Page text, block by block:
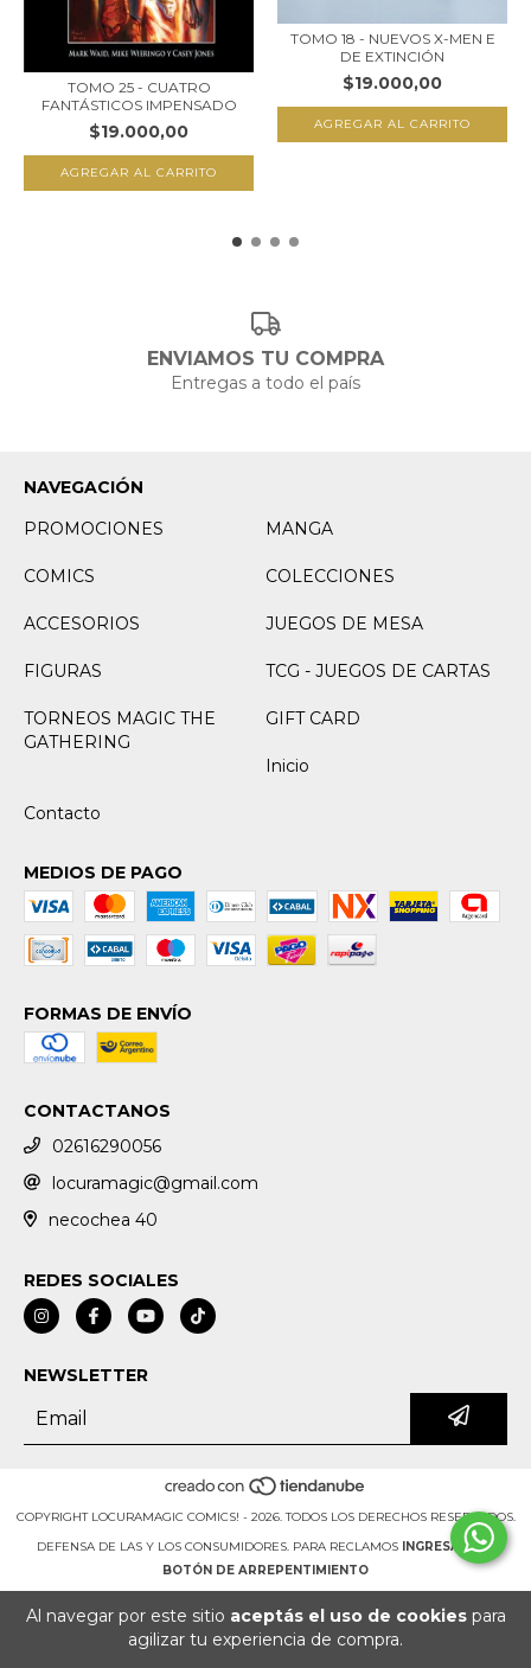
Al navegar por este sitio aceptás el uso de cookiespara
agilizar tu experiencia de compra.
TOMO 25 - CUATRO
FANTÁSTICOS IMPENSADO
$19.000,00
TOMO 18 - NUEVOS X-MEN E
DE EXTINCIÓN
$19.000,00
ENVIAMOS TU COMPRA
Entregas a todo el país
NAVEGACIÓN
PROMOCIONES
MANGA
COMICS COLECCIONES
ACCESORIOS JUEGOS DE MESA
FIGURAS TCG - JUEGOS DE CARTAS
TORNEOS MAGIC THE
GATHERING
GIFT CARD
Inicio
Contacto
MEDIOS DE PAGO
FORMAS DE ENVÍO
CONTACTANOS
02616290056
locuramagic@gmail.com
necochea 40
REDES SOCIALES
NEWSLETTER
COPYRIGHT LOCURAMAGIC COMICS! - 2026. TODOS LOS DERECHOS RESERVADOS.
DEFENSA DE LAS Y LOS CONSUMIDORES. PARA RECLAMOS
INGRESÁ ACÁ.
BOTÓN DE ARREPENTIMIENTO